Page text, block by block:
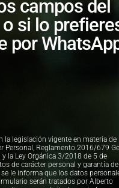
campos del
si lo
por
la legislación vigente en materia de
Personal, Reglamento 2016/679
la Ley Orgánica 3/2018 de 5 de
de carácter personal y garantía
se le informa que los datos
serán tratados por Alberto